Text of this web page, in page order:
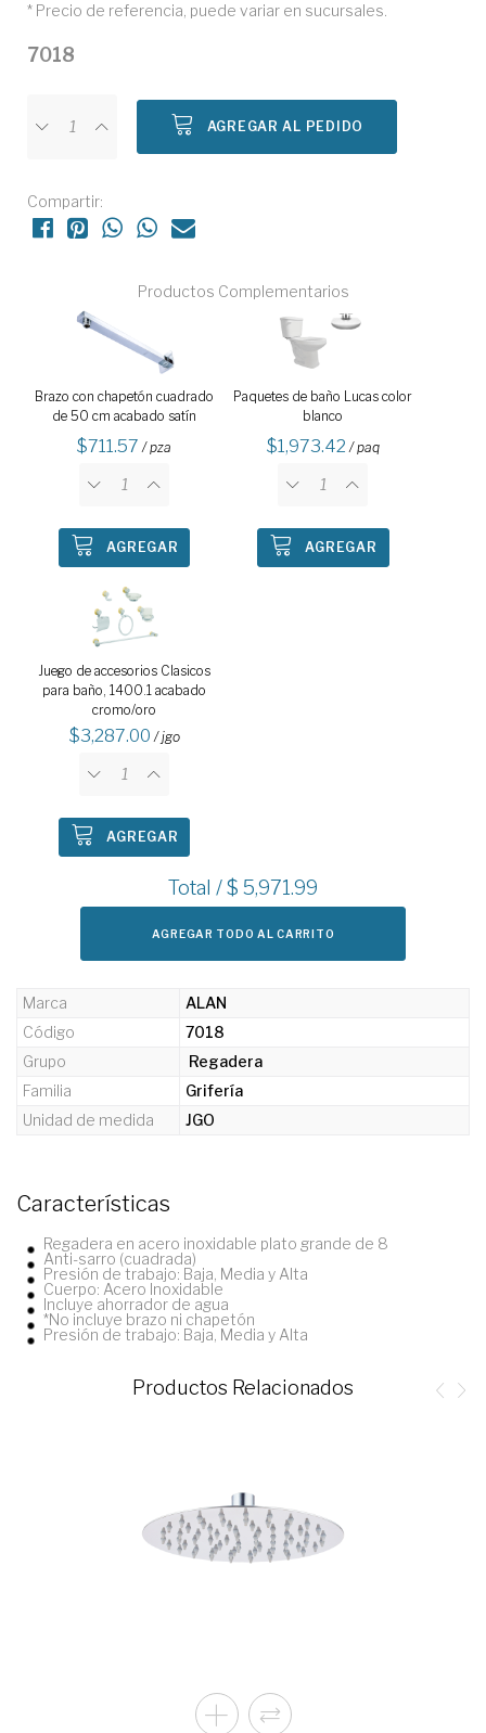
* Precio de referencia, puede variar en sucursales.
7018
AGREGAR AL PEDIDO
Compartir:
Productos Complementarios
Brazo con chapetón cuadrado
de 50 cm acabado satín
711.57 / pza
AGREGAR
Paquetes de baño Lucas color
blanco
1,973.42 / paq
AGREGAR
Juego de accesorios Clasicos
para baño, 1400.1 acabado
cromo/oro
3,287.00 / jgo
AGREGAR
Total / $ 5,971.99
AGREGAR TODO AL CARRITO
Marca
ALAN
Código
7018
Grupo
Regadera
Familia
Grifería
Unidad de medida
JGO
Características
Regadera en acero inoxidable plato grande de 8
Anti-sarro (cuadrada)
Presión de trabajo: Baja, Media y Alta
Cuerpo: Acero Inoxidable
Incluye ahorrador de agua
*No incluye brazo ni chapetón
Presión de trabajo: Baja, Media y Alta
Productos Relacionados